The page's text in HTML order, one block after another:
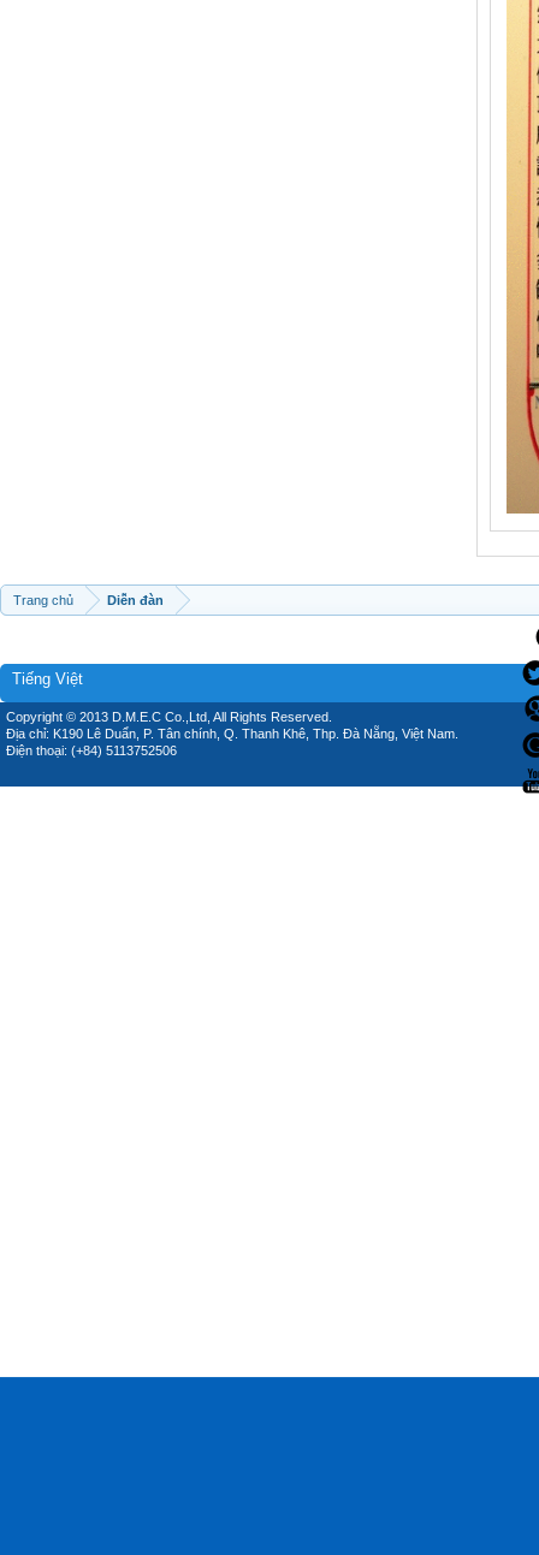
Trang chủ Diễn đàn
Tiếng Việt
Copyright © 2013 D.M.E.C Co.,Ltd, All Rights Reserved.
Địa chỉ: K190 Lê Duẩn, P. Tân chính, Q. Thanh Khê, Thp. Đà Nẵng, Việt Nam.
Điện thoại: (+84) 5113752506